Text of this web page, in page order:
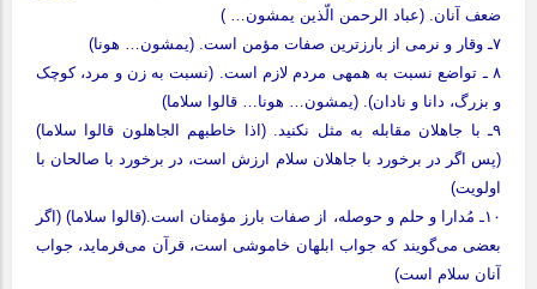
ضعف آنان. (عباد الرحمن الّذین یمشون… )
۷ـ وقار و نرمی از بارزترین صفات مؤمن است. (یمشون… هونا)
۸ ـ تواضع نسبت به همه‏ی مردم لازم است. (نسبت به زن و مرد، کوچک
و بزرگ، دانا و نادان). (یمشون… هونا… قالوا سلاما)
۹ـ با جاهلان مقابله به مثل نکنید. (اذا خاطبهم الجاهلون قالوا سلاما)
(پس اگر در برخورد با جاهلان سلام ارزش است، در برخورد با صالحان با
اولویت)
۱۰ـ مُدارا و حلم و حوصله، از صفات بارز مؤمنان است.(قالوا سلاما) (اگر
بعضی می‌گویند که جواب ابلهان خاموشی است، قرآن می‌‌فرماید، جواب
آنان سلام است)